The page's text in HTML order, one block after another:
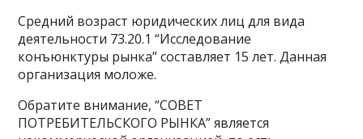
Средний возраст юридических лиц для вида
деятельности 73.20.1 “Исследование
конъюнктуры рынка” составляет 15 лет. Данная
организация моложе.
Обратите внимание, “СОВЕТ
ПОТРЕБИТЕЛЬСКОГО РЫНКА” является